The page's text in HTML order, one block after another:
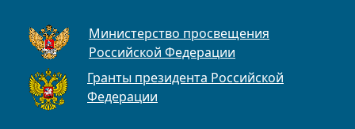
Министерство просвещения
Российской Федерации
Гранты президента Российской
Федерации